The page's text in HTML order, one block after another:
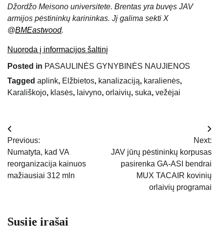
Džordžo Meisono universitete. Brentas yra buvęs JAV
armijos pėstininkų karininkas. Jį galima sekti X
@BMEastwood.
Nuoroda į informacijos šaltinį
Posted in PASAULINĖS GYNYBINĖS NAUJIENOS
Tagged aplink, Elžbietos, kanalizaciją, karalienės,
Karališkojo, klasės, laivyno, orlaivių, suka, vežėjai
Navigacija
tarp
įrašų
Previous:
Numatyta, kad VA
reorganizacija kainuos
mažiausiai 312 mln
Next:
JAV jūrų pėstininkų korpusas
pasirenka GA-ASI bendrai
MUX TACAIR kovinių
orlaivių programai
Susiję įrašai